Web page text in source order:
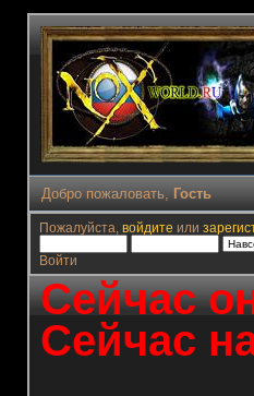
Добро пожаловать, Гость
Пожалуйста, войдите или
Войти
Сейчас
Сейчас